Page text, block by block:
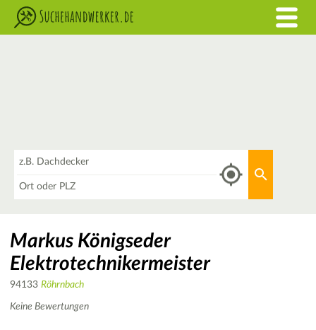
Markus Königseder
Elektrotechnikermeister
94133 Röhrnbach
Keine Bewertungen